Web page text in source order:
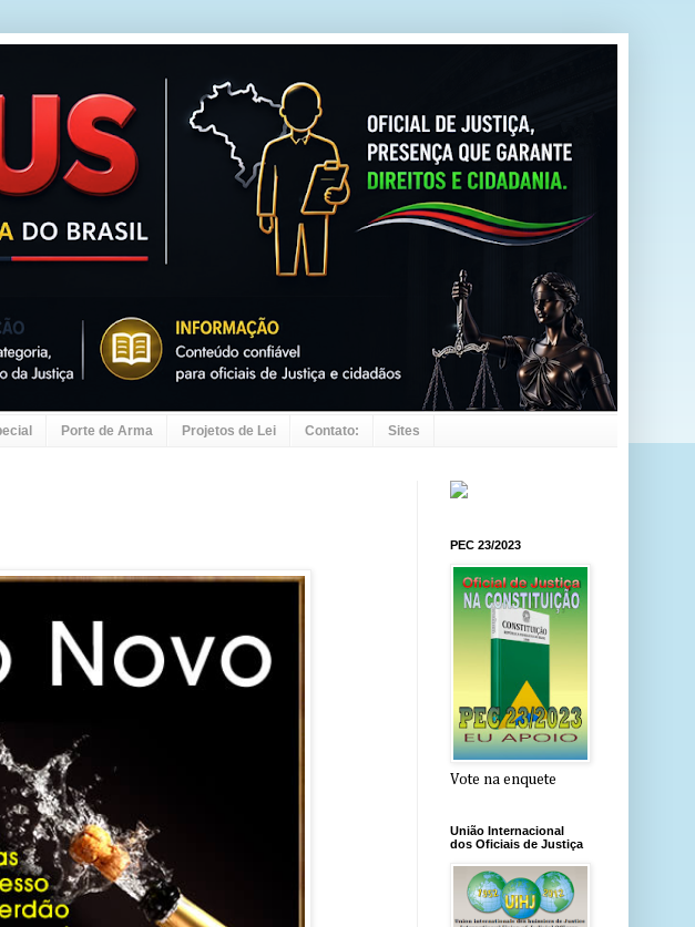
Porte de Arma Projetos de Lei Contato: Sites
PEC 23/2023
Vote na enquete
União Internacional
dos Oficiais de Justiça